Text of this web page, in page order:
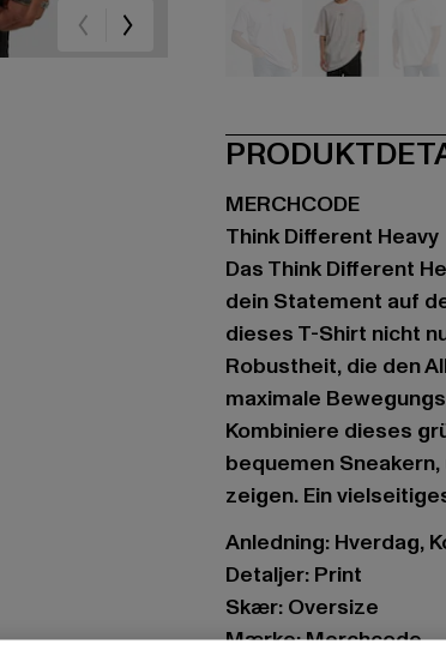
MERCHCODE
Think Different Heavy
Das Think Different
dein Statement auf
dieses T-Shirt nicht
Robustheit, die den
maximale
Kombiniere dieses
bequemen
zeigen. Ein
Anledning: Hverdag,
Detaljer: Print
Skær: Oversize
Mærke: Merchcode